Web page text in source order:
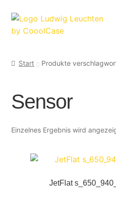
Zur
Navigation
Zum
Inhalt
Start Produkte
Sensor
Einzelnes Ergebnis wird
JetFlat